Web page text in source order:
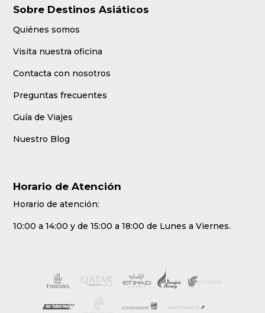
Sobre Destinos Asiáticos
Quiénes somos
Visita nuestra oficina
Contacta con nosotros
Preguntas frecuentes
Guía de Viajes
Nuestro Blog
Horario de Atención
Horario de atención:
10:00 a 14:00 y de 15:00 a 18:00 de Lunes a Viernes.